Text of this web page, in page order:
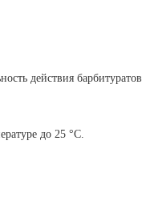
действия барбитуратов.
до 25 °C.